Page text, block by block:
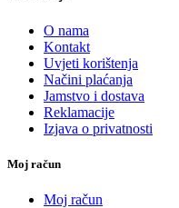
O nama
Kontakt
Uvjeti korištenja
Načini plaćanja
Jamstvo i dostava
Reklamacije
Izjava o privatnosti
Moj račun
Moj račun